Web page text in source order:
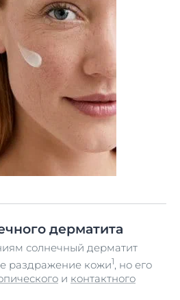
дерматита
солнечный дерматит
раздражение кожи1, но его
и контактного